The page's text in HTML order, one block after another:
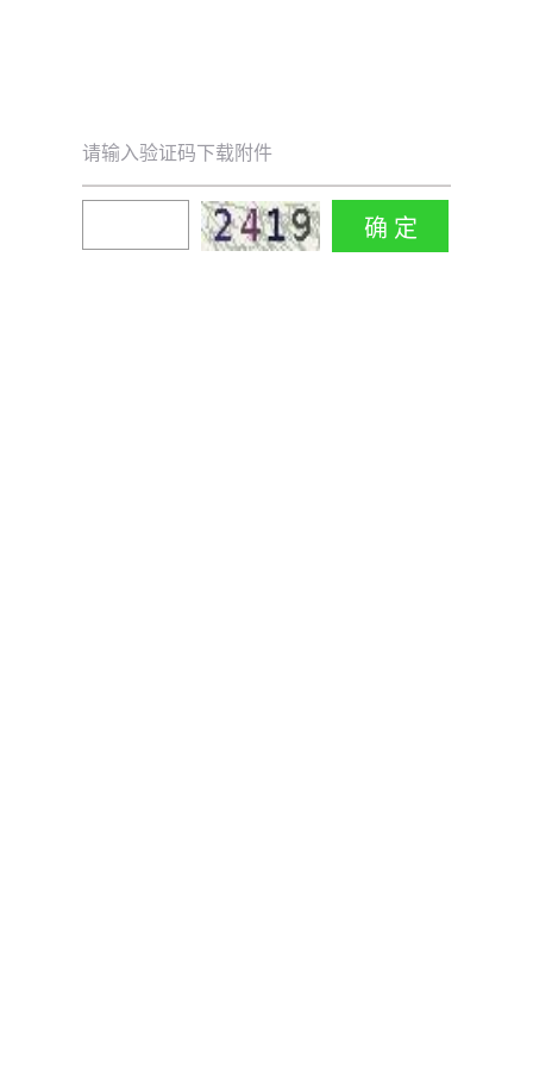
请输入验证码下载附件